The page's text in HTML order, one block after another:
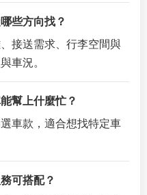
些方向找？
接送需求、行李空間與
車況。
幫上什麼忙？
車款，適合想找特定車
可搭配？